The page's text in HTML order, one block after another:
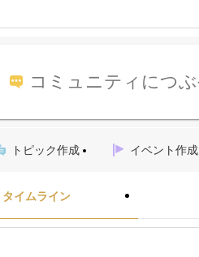
コミュニティにつ
トピック作成 イベント作成
タイムライン